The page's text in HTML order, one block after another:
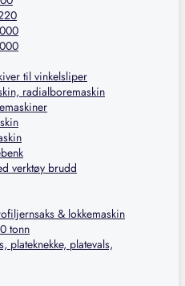
til vinkelsliper
radialboremaskin
verktøy brudd
& lokkemaskin
tonn
plateknekke, platevals,